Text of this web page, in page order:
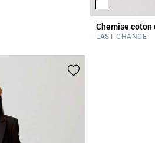
Chemise coton
LAST CHANCE